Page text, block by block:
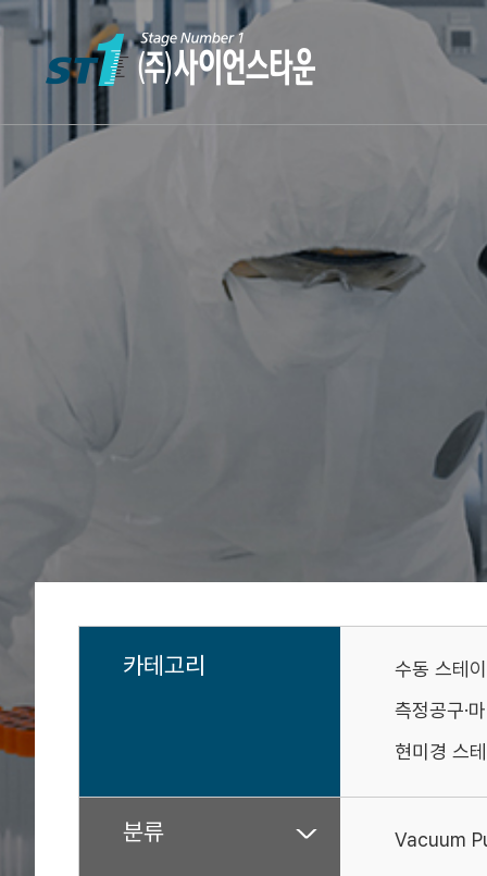
카테고리
수동 스테
측정공구·
현미경 스
분류 Vacuum